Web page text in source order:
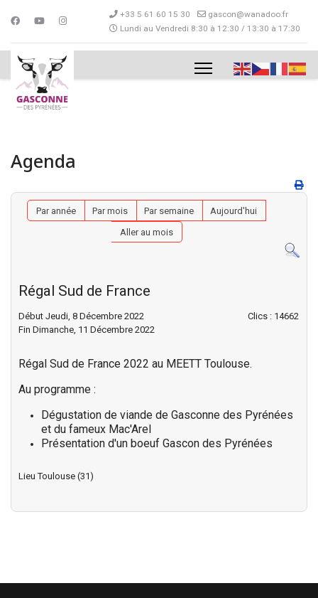
+33 5 61 60 15 30
gascon@wanadoo.fr
Lundi au Vendredi 8:30 à 12:30 / 13:30 à 17:30
Agenda
Par année Par mois Par semaine
Aujourd'hui
Aller au mois
Régal Sud de France
Début Jeudi, 8 Décembre 2022
Fin Dimanche, 11 Décembre 2022
Clics : 14662
Régal Sud de France 2022 au MEETT Toulouse.
Au programme :
Dégustation de viande de Gasconne des Pyrénées
et du fameux Mac'Arel
Présentation d'un boeuf Gascon des Pyrénées
LieuToulouse (31)